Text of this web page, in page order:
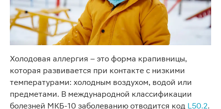
Холодовая аллергия – это форма крапивницы,
которая развивается при контакте с низкими
температурами: холодным воздухом, водой или
предметами. В международной классификации
болезней МКБ-10 заболеванию отводится код L50.2.